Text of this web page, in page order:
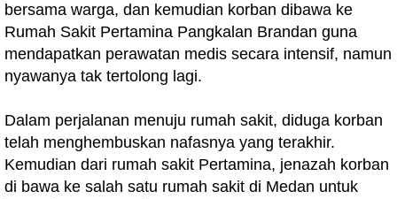
bersama warga, dan kemudian korban dibawa ke
Rumah Sakit Pertamina Pangkalan Brandan guna
mendapatkan perawatan medis secara intensif, namun
nyawanya tak tertolong lagi.
Dalam perjalanan menuju rumah sakit, diduga korban
telah menghembuskan nafasnya yang terakhir.
Kemudian dari rumah sakit Pertamina, jenazah korban
di bawa ke salah satu rumah sakit di Medan untuk